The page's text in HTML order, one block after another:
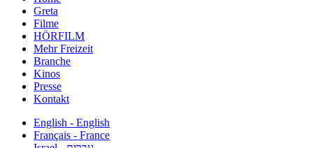
Greta
Filme
HÖRFILM
Mehr Freizeit
Branche
Kinos
Presse
Kontakt
English - English
Français - France